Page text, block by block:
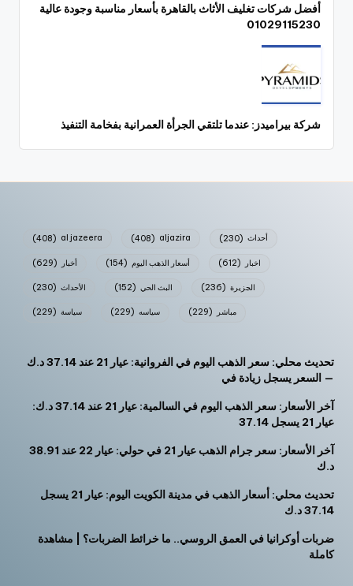
أفضل شركات تغليف الأثاث بالقاهرة بأسعار مناسبة وجودة عالية
01029115230
شركة بيراميدز: عندما تلتقي الجرأة العمرانية بفخامة التنفيذ
al jazeera
(408) aljazira
(408) أحداث (230)
أخبار (629) أسعار الذهب اليوم (154) اخبار (612)
الأحداث (230) البث الحي (152) الجزيرة (236)
سياسة (229) سياسه (229) مباشر (229)
تحديث محلي: سعر الذهب اليوم في الفروانية: عيار 21 عند 37.14 د.ك
— السعر يسجل زيادة في
آخر الأسعار: سعر الذهب اليوم في السالمية: عيار 21 عند 37.14 د.ك:
عيار 21 يسجل 37.14
آخر الأسعار: سعر جرام الذهب عيار 21 في حولي: عيار 22 عند 38.91
د.ك
تحديث محلي: أسعار الذهب في مدينة الكويت اليوم: عيار 21 يسجل
37.14 د.ك
ضربات أوكرانيا في العمق الروسي.. ما خرائط الضربات؟ | مشاهدة
كاملة